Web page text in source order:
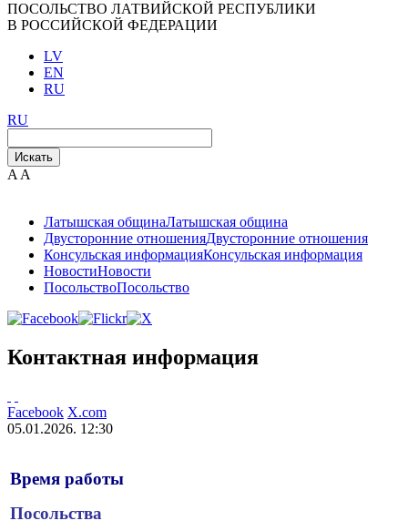
ПОСОЛЬСТВО ЛАТВИЙСКОЙ РЕСПУБЛИКИ
В РОССИЙСКОЙ ФЕДЕРАЦИИ
LV
EN
RU
RU
Искать
A A
Латышская общинаЛатышская община
Двусторонние отношенияДвусторонние отношения
Консульская информацияКонсульская информация
НовостиНовости
ПосольствоПосольство
Контактная информация
Facebook X.com
05.01.2026. 12:30
Время работы
Посольства